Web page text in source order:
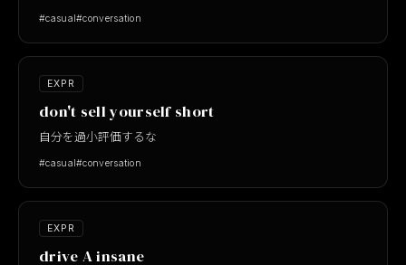
#casual#conversation
EXPR
don't sell yourself short
自分を過小評価するな
#casual#conversation
EXPR
drive A insane